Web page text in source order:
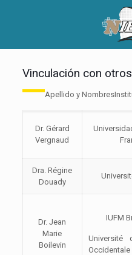
Vinculación con
Apellido y
Dr. Gérard
Vergnaud
Dra. Régine
Douady
Dr. Jean
Marie
Boilevin
IUFM
Université
Occidentale